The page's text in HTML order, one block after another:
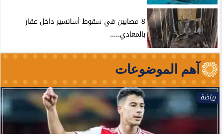
8 مصابين في سقوط أسانسير داخل عقار
بالمعادي.....
آهم الموضوعات
رياضة